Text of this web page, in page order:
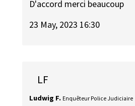
D'accord merci beaucoup
23 May, 2023 16:30
LF
Ludwig F. Enquêteur Police Judiciaire